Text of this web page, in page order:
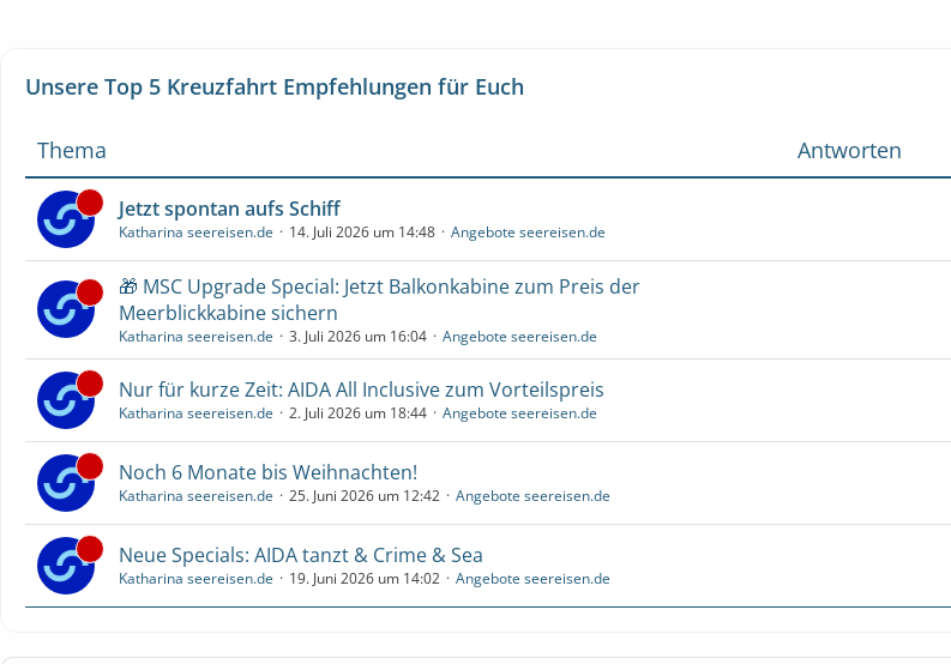
Unsere Top 5 Kreuzfahrt Empfehlungen für Euch
Thema Antworten
Jetzt spontan aufs Schiff
Katharina seereisen.de 14. Juli 2026 um 14:48 Angebote seereisen.de
🎁 MSC Upgrade Special: Jetzt Balkonkabine zum Preis der
Meerblickkabine sichern
Katharina seereisen.de 3. Juli 2026 um 16:04 Angebote seereisen.de
Nur für kurze Zeit: AIDA All Inclusive zum Vorteilspreis
Katharina seereisen.de 2. Juli 2026 um 18:44 Angebote seereisen.de
Noch 6 Monate bis Weihnachten!
Katharina seereisen.de 25. Juni 2026 um 12:42 Angebote seereisen.de
Neue Specials: AIDA tanzt & Crime & Sea
Katharina seereisen.de 19. Juni 2026 um 14:02 Angebote seereisen.de